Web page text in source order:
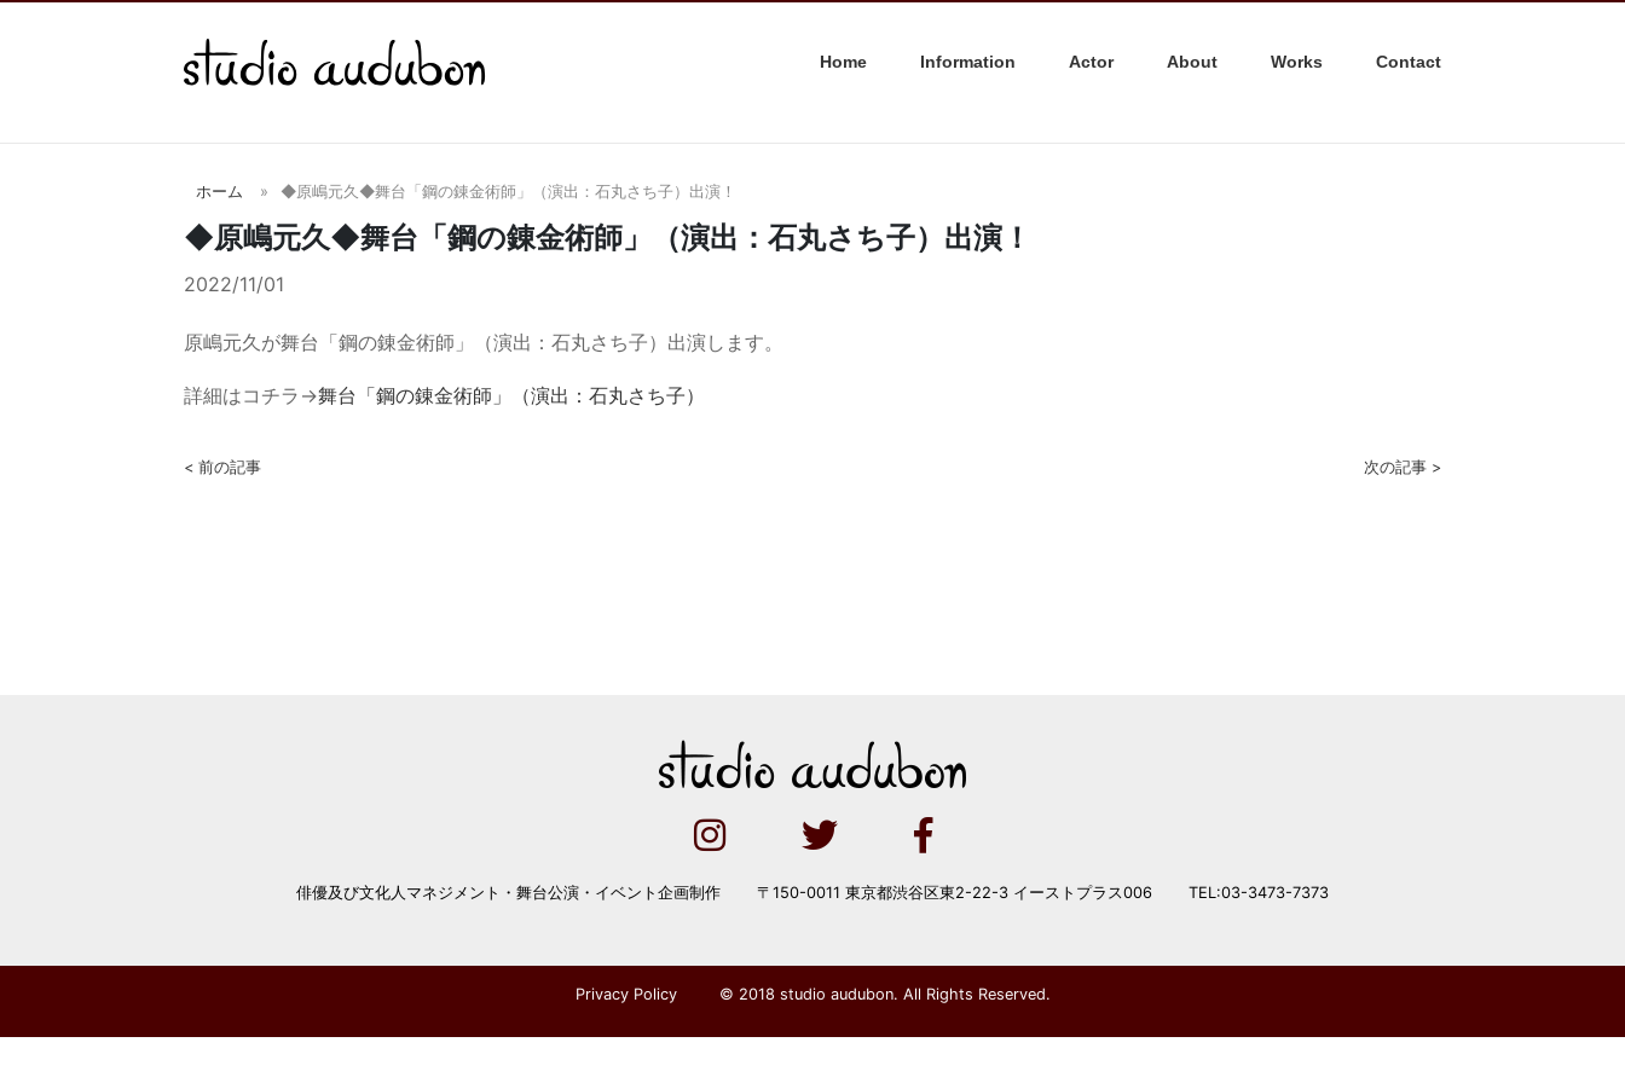
Home Information Actor About Works Contact
ホーム ◆原嶋元久◆舞台「鋼の錬金術師」（演出：石丸さち子）出演！
◆原嶋元久◆舞台「鋼の錬金術師」（演出：石丸さち子）出演！
2022/11/01
原嶋元久が舞台「鋼の錬金術師」（演出：石丸さち子）出演します。
詳細はコチラ→舞台「鋼の錬金術師」（演出：石丸さち子）
< 前の記事 次の記事 >
俳優及び文化人マネジメント・舞台公演・イベント企画制作 〒150-0011 東京都渋谷区東2-22-3 イーストプラス006 TEL:03-3473-7373
Privacy Policy © 2018 studio audubon. All Rights Reserved.